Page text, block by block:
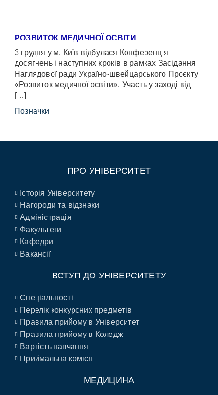
РОЗВИТОК МЕДИЧНОЇ ОСВІТИ
3 грудня у м. Київ відбулася Конференція
досягнень і наступних кроків в рамках Засідання
Наглядової ради Україно-швейцарського Проєкту
«Розвиток медичної освіти». Участь у заході від
[…]
Позначки
ПРО УНІВЕРСИТЕТ
Історія Університету
Нагороди та відзнаки
Адміністрація
Факультети
Кафедри
Вакансії
ВСТУП ДО УНІВЕРСИТЕТУ
Спеціальності
Перелік конкурсних предметів
Правила прийому в Університет
Правила прийому в Коледж
Вартість навчання
Приймальна коміся
МЕДИЦИНА